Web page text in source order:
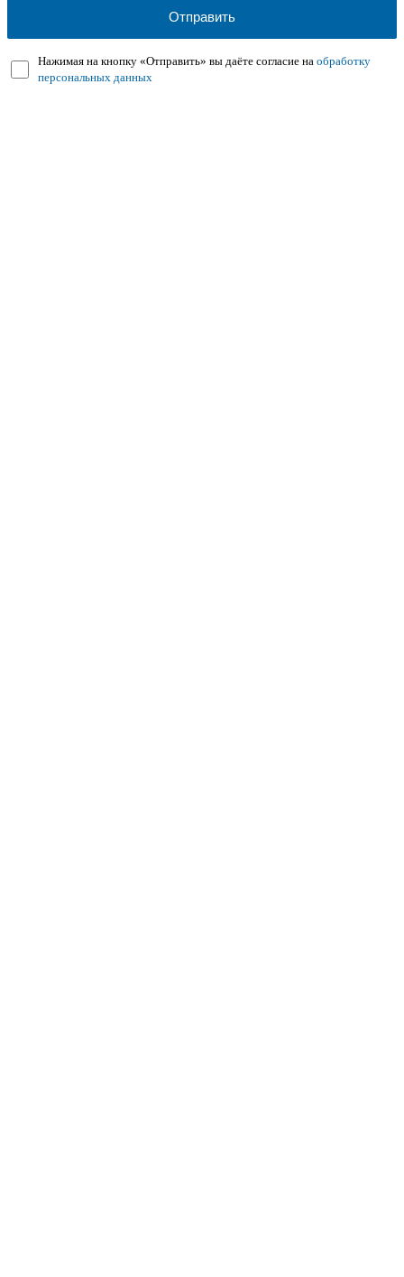
Нажимая на кнопку «Отправить» вы даёте согласие на обработку
персональных данных